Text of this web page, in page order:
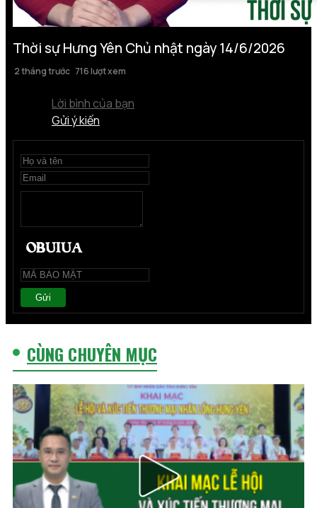
Thời sự Hưng Yên Chủ nhật ngày 14/6/2026
2 tháng trước 716 lượt xem
Lời bình của bạn
Gửi ý kiến
Gửi
CÙNG CHUYÊN MỤC